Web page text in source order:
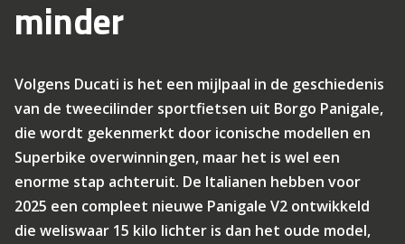
minder
Volgens Ducati is het een mijlpaal in de geschiedenis
van de tweecilinder sportfietsen uit Borgo Panigale,
die wordt gekenmerkt door iconische modellen en
Superbike overwinningen, maar het is wel een
enorme stap achteruit. De Italianen hebben voor
2025 een compleet nieuwe Panigale V2 ontwikkeld
die weliswaar 15 kilo lichter is dan het oude model,